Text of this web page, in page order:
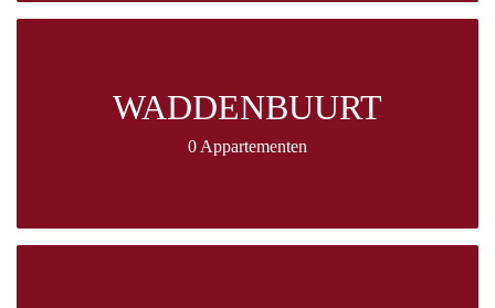
WADDENBUURT
0 Appartementen